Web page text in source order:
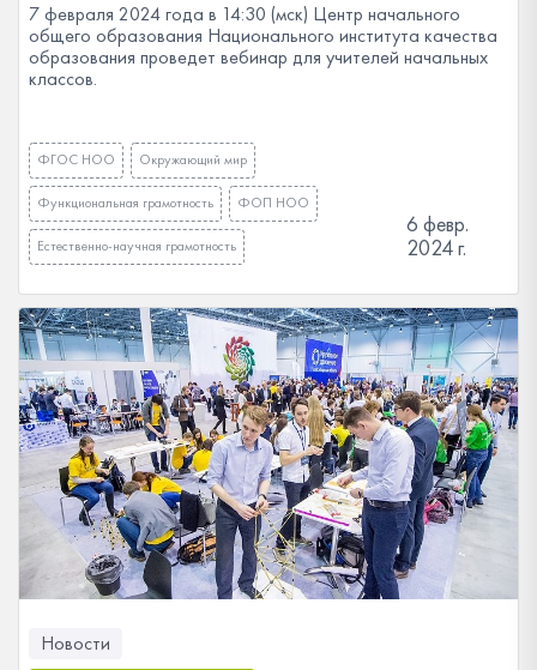
7 февраля 2024 года в 14:30 (мск) Центр начального
общего образования Национального института качества
образования проведет вебинар для учителей начальных
классов.
ФГОС НОО Окружающий мир
Функциональная грамотность ФОП НОО
Естественно-научная грамотность
6 февр.
2024 г.
Новости